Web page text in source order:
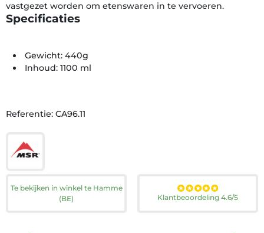
vastgezet worden om etenswaren in te vervoeren.
Specificaties
Gewicht: 440g
Inhoud: 1100 ml
Referentie: CA96.11
Te bekijken in winkel te Hamme
(BE)
Klantbeoordeling 4.6/5